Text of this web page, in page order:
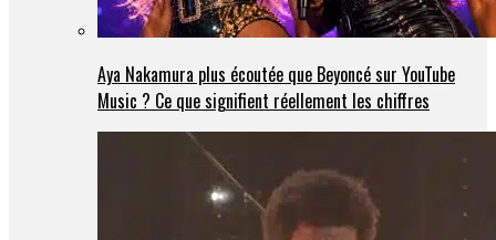
Aya Nakamura plus écoutée que Beyoncé sur YouTube
Music ? Ce que signifient réellement les chiffres